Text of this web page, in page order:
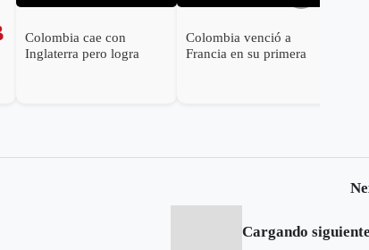
Colombia cae con
Inglaterra pero logra
Colombia venció a
Francia en su primera
Cargando